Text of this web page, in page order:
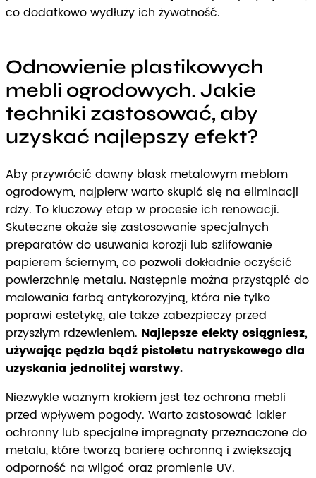
co dodatkowo wydłuży ich żywotność.
Odnowienie plastikowych
mebli ogrodowych. Jakie
techniki zastosować, aby
uzyskać najlepszy efekt?
Aby przywrócić dawny blask metalowym meblom
ogrodowym, najpierw warto skupić się na eliminacji
rdzy. To kluczowy etap w procesie ich renowacji.
Skuteczne okaże się zastosowanie specjalnych
preparatów do usuwania korozji lub szlifowanie
papierem ściernym, co pozwoli dokładnie oczyścić
powierzchnię metalu. Następnie można przystąpić do
malowania farbą antykorozyjną, która nie tylko
poprawi estetykę, ale także zabezpieczy przed
przyszłym rdzewieniem. Najlepsze efekty osiągniesz,
używając pędzla bądź pistoletu natryskowego dla
uzyskania jednolitej warstwy.
Niezwykle ważnym krokiem jest też ochrona mebli
przed wpływem pogody. Warto zastosować lakier
ochronny lub specjalne impregnaty przeznaczone do
metalu, które tworzą barierę ochronną i zwiększają
odporność na wilgoć oraz promienie UV.